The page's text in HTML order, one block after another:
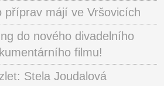
příprav májí ve Vršovicích
do nového divadelního
filmu!
Stela Joudalová